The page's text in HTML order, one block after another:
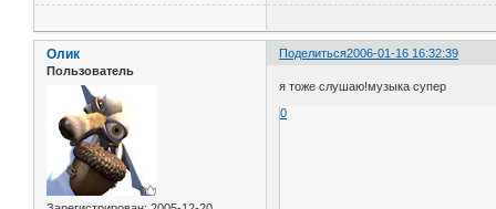
Поделиться2006-01-16 16:32:39
Олик
Пользователь
я тоже слушаю!музыка супер
0